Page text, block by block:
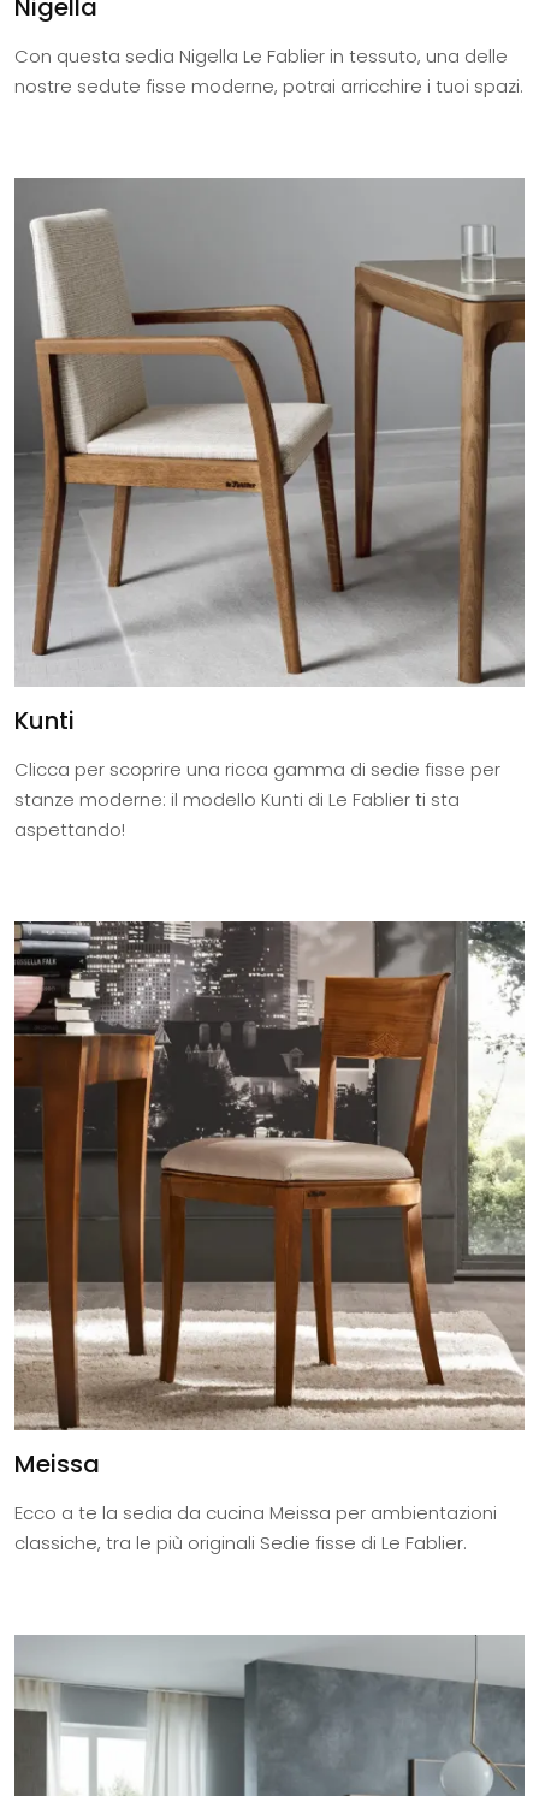
Nigella
Con questa sedia Nigella Le Fablier in tessuto, una delle
nostre sedute fisse moderne, potrai arricchire i tuoi spazi.
Kunti
Clicca per scoprire una ricca gamma di sedie fisse per
stanze moderne: il modello Kunti di Le Fablier ti sta
aspettando!
Meissa
Ecco a te la sedia da cucina Meissa per ambientazioni
classiche, tra le più originali Sedie fisse di Le Fablier.